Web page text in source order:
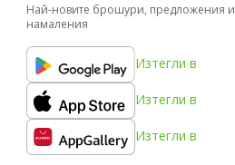
Най-новите брошури, предложения и
намаления
Изтегли в
Изтегли в
Изтегли в